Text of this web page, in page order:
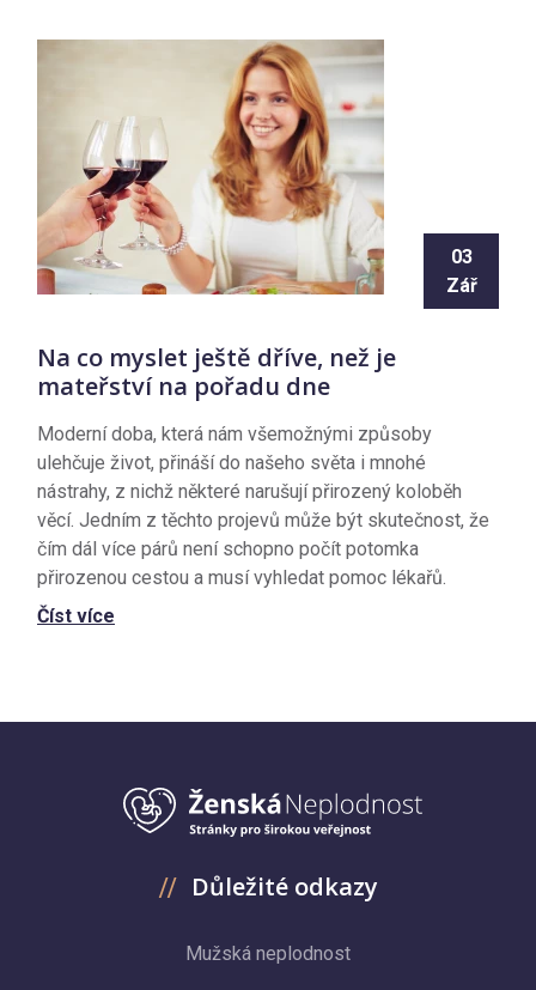
03
Zář
Na co myslet ještě dříve, než je
mateřství na pořadu dne
Moderní doba, která nám všemožnými způsoby
ulehčuje život, přináší do našeho světa i mnohé
nástrahy, z nichž některé narušují přirozený koloběh
věcí. Jedním z těchto projevů může být skutečnost, že
čím dál více párů není schopno počít potomka
přirozenou cestou a musí vyhledat pomoc lékařů.
Číst více
Důležité odkazy
Mužská neplodnost